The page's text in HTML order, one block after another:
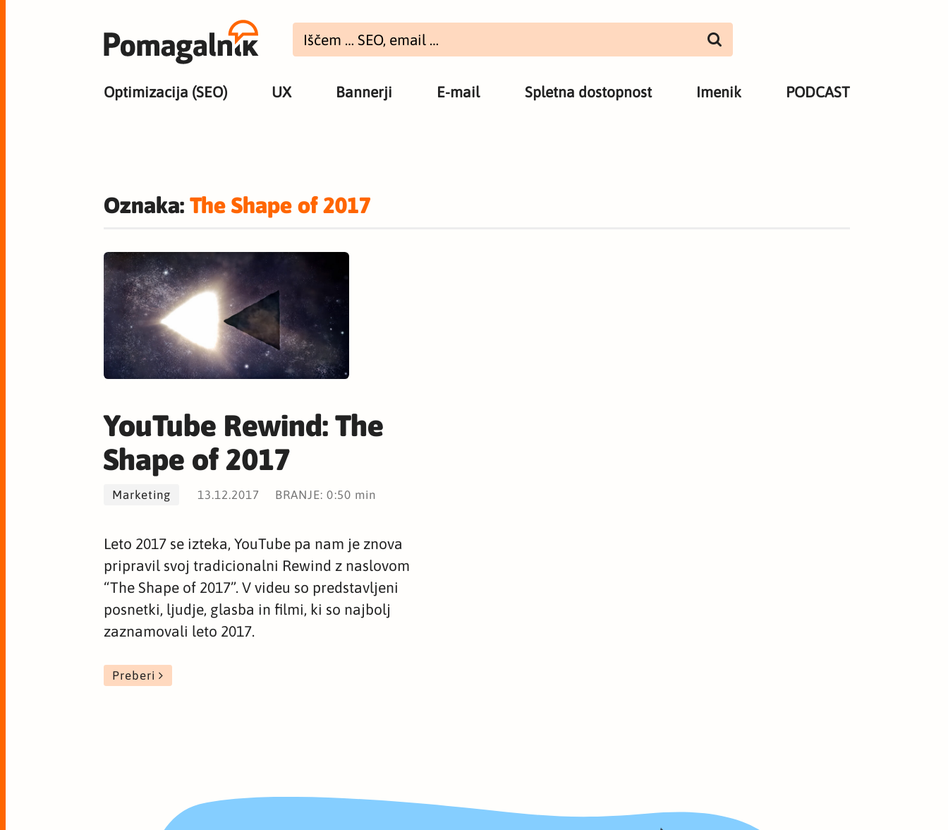
Optimizacija (SEO) UX Bannerji E-mail Spletna dostopnost Imenik PODCAST
Oznaka:The Shape of 2017
YouTube Rewind: The
Shape of 2017
Marketing 13.12.2017 BRANJE: 0:50 min
Leto 2017 se izteka, YouTube pa nam je znova
pripravil svoj tradicionalni Rewind z naslovom
“The Shape of 2017”. V videu so predstavljeni
posnetki, ljudje, glasba in filmi, ki so najbolj
zaznamovali leto 2017.
Preberi